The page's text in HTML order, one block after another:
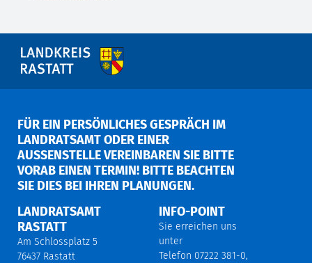
FÜR EIN PERSÖNLICHES GESPRÄCH IM
LANDRATSAMT ODER EINER
AUSSENSTELLE VEREINBAREN SIE BITTE V
ORAB EINEN TERMIN! BITTE BEACHTEN S
IE DIES BEI IHREN PLANUNGEN.
LANDRATSAMT
RASTATT
Am Schlossplatz 5
76437 Rastatt
INFO-POINT
Sie erreichen uns
unter
Telefon 07222 381-0,